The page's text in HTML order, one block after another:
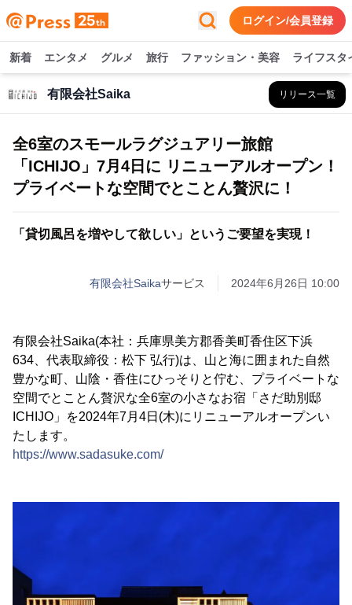
ログイン/会員登録
新着 エンタメ グルメ 旅行 ファッション・美容 ライフスタ
有限会社Saika リリース一覧
全6室のスモールラグジュアリー旅館
「ICHIJO」7月4日に リニューアルオープン！
プライベートな空間でとことん贅沢に！
「貸切風呂を増やして欲しい」というご要望を実現！
有限会社Saikaサービス 2024年6月26日 10:00
有限会社Saika(本社：兵庫県美方郡香美町香住区下浜
634、代表取締役：松下 弘行)は、山と海に囲まれた自然
豊かな町、山陰・香住にひっそりと佇む、プライベートな
空間でとことん贅沢な全6室の小さなお宿「さだ助別邸
ICHIJO」を2024年7月4日(木)にリニューアルオープンい
たします。
https://www.sadasuke.com/